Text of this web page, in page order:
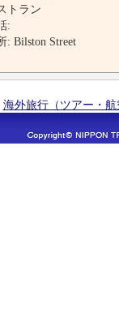
トラン
:
: Bilston Street
海外旅行（ツアー・航